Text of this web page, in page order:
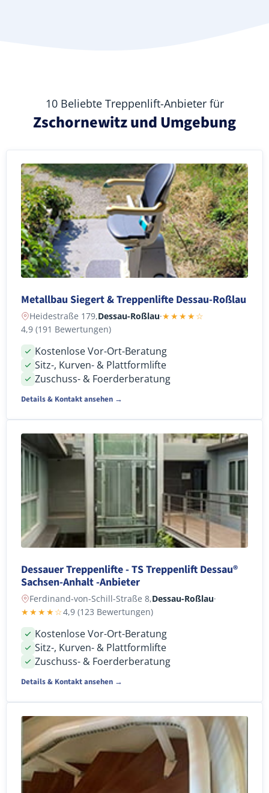
10 Beliebte Treppenlift-Anbieter für
Zschornewitz und Umgebung
Metallbau Siegert & Treppenlifte Dessau-Roßlau
Heidestraße 179,Dessau-Roßlau·★★★★☆
4,9 (191 Bewertungen)
Kostenlose Vor-Ort-Beratung
Sitz-, Kurven- & Plattformlifte
Zuschuss- & Foerderberatung
Details & Kontakt ansehen →
Dessauer Treppenlifte - TS Treppenlift Dessau®
Sachsen-Anhalt -Anbieter
Ferdinand-von-Schill-Straße 8,Dessau-Roßlau·
★★★★☆4,9 (123 Bewertungen)
Kostenlose Vor-Ort-Beratung
Sitz-, Kurven- & Plattformlifte
Zuschuss- & Foerderberatung
Details & Kontakt ansehen →